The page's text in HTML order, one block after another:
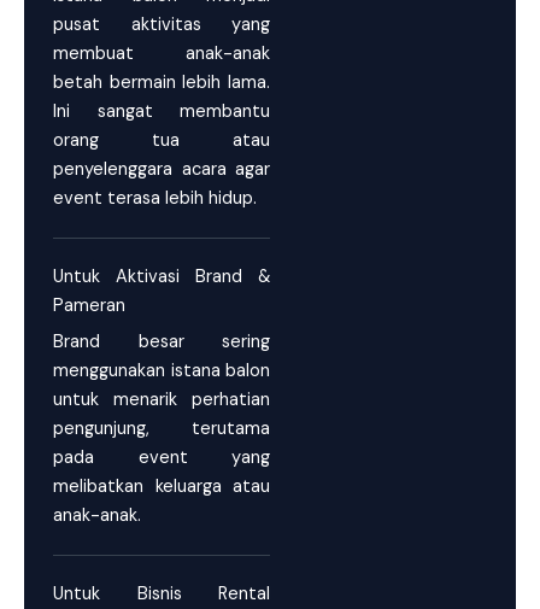
pusat aktivitas yang
membuat anak-anak
betah bermain lebih lama.
Ini sangat membantu
orang tua atau
penyelenggara acara agar
event terasa lebih hidup.
Untuk Aktivasi Brand &
Pameran
Brand besar sering
menggunakan istana balon
untuk menarik perhatian
pengunjung, terutama
pada event yang
melibatkan keluarga atau
anak-anak.
Untuk Bisnis Rental